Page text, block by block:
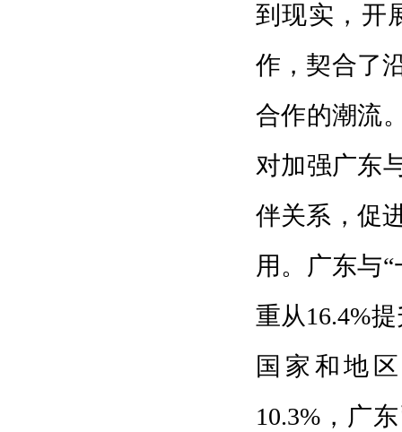
到现实，开
作，契合了
合作的潮流
对加强广东
伴关系，促
用。广东与
重从16.4%
国家和地
10.3%，广